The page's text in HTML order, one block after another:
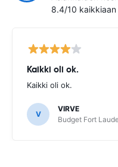
8.4/10
Kaikki oli ok.
Kaikki oli ok.
V
VIRVE
Budget Fort